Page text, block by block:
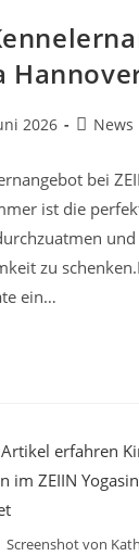
2026
Beitrags-
News
bei
ist die
zu
ein…
Screenshot von